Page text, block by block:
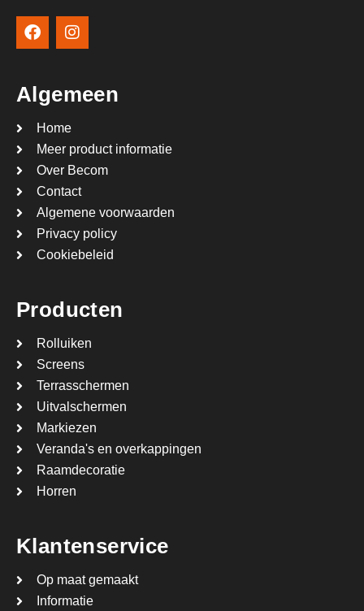
Algemeen
Home
Meer product informatie
Over Becom
Contact
Algemene voorwaarden
Privacy policy
Cookiebeleid
Producten
Rolluiken
Screens
Terrasschermen
Uitvalschermen
Markiezen
Veranda's en overkappingen
Raamdecoratie
Horren
Klantenservice
Op maat gemaakt
Informatie